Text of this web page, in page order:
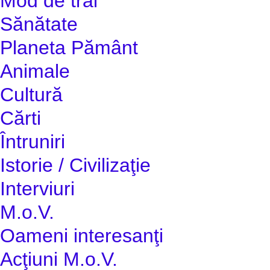
Sănătate
Planeta Pământ
Animale
Cultură
Cărti
Întruniri
Istorie / Civilizaţie
Interviuri
M.o.V.
Oameni interesanţi
Acţiuni M.o.V.